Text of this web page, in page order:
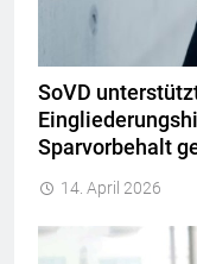
SoVD
Sparvorbehalt
14. April 2026